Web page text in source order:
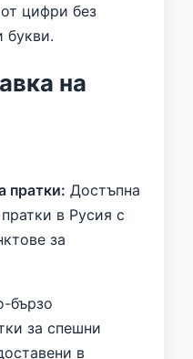
цифри без
букви.
на
пратки: Достъпна
в Русия с
за
бързо
за спешни
в